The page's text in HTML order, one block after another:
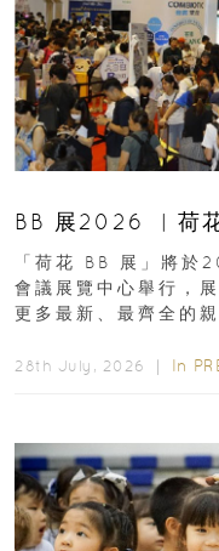
BB 展2026 ︳荷
「荷花 BB 展」將
會議展覽中心舉行，
更多最新、最齊全的
28th July, 2026 ｜ In